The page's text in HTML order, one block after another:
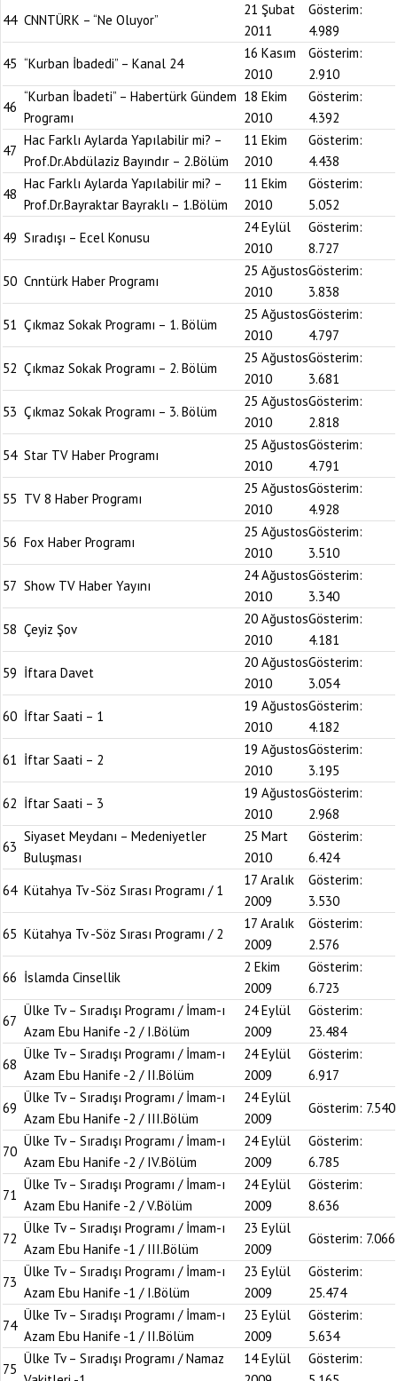
44 CNNTÜRK – “Ne Oluyor”
21 Şubat
2011
Gösterim:
4.989
45 “Kurban İbadedi” – Kanal 24
16 Kasım
2010
Gösterim:
2.910
46
“Kurban İbadeti” – Habertürk Gündem
Programı
18 Ekim
2010
Gösterim:
4.392
47
Hac Farklı Aylarda Yapılabilir mi? –
Prof.Dr.Abdülaziz Bayındır – 2.Bölüm
11 Ekim
2010
Gösterim:
4.438
48
Hac Farklı Aylarda Yapılabilir mi? –
Prof.Dr.Bayraktar Bayraklı – 1.Bölüm
11 Ekim
2010
Gösterim:
5.052
49 Sıradışı – Ecel Konusu
24 Eylül
2010
Gösterim:
8.727
50 Cnntürk Haber Programı
25 Ağustos
2010
Gösterim:
3.838
51 Çıkmaz Sokak Programı – 1. Bölüm
25 Ağustos
2010
Gösterim:
4.797
52 Çıkmaz Sokak Programı – 2. Bölüm
25 Ağustos
2010
Gösterim:
3.681
53 Çıkmaz Sokak Programı – 3. Bölüm
25 Ağustos
2010
Gösterim:
2.818
54 Star TV Haber Programı
25 Ağustos
2010
Gösterim:
4.791
55 TV 8 Haber Programı
25 Ağustos
2010
Gösterim:
4.928
56 Fox Haber Programı
25 Ağustos
2010
Gösterim:
3.510
57 Show TV Haber Yayını
24 Ağustos
2010
Gösterim:
3.340
58 Çeyiz Şov
20 Ağustos
2010
Gösterim:
4.181
59 İftara Davet
20 Ağustos
2010
Gösterim:
3.054
60 İftar Saati – 1
19 Ağustos
2010
Gösterim:
4.182
61 İftar Saati – 2
19 Ağustos
2010
Gösterim:
3.195
62 İftar Saati – 3
19 Ağustos
2010
Gösterim:
2.968
63
Siyaset Meydanı – Medeniyetler
Buluşması
25 Mart
2010
Gösterim:
6.424
64 Kütahya Tv -Söz Sırası Programı / 1
17 Aralık
2009
Gösterim:
3.530
65 Kütahya Tv -Söz Sırası Programı / 2
17 Aralık
2009
Gösterim:
2.576
66 İslamda Cinsellik
2 Ekim
2009
Gösterim:
6.723
67
Ülke Tv – Sıradışı Programı / İmam-ı
Azam Ebu Hanife -2 / I.Bölüm
24 Eylül
2009
Gösterim:
23.484
68
Ülke Tv – Sıradışı Programı / İmam-ı
Azam Ebu Hanife -2 / II.Bölüm
24 Eylül
2009
Gösterim:
6.917
69
Ülke Tv – Sıradışı Programı / İmam-ı
Azam Ebu Hanife -2 / III.Bölüm
24 Eylül
2009
Gösterim: 7.540
70
Ülke Tv – Sıradışı Programı / İmam-ı
Azam Ebu Hanife -2 / IV.Bölüm
24 Eylül
2009
Gösterim:
6.785
71
Ülke Tv – Sıradışı Programı / İmam-ı
Azam Ebu Hanife -2 / V.Bölüm
24 Eylül
2009
Gösterim:
8.636
72
Ülke Tv – Sıradışı Programı / İmam-ı
Azam Ebu Hanife -1 / III.Bölüm
23 Eylül
2009
Gösterim: 7.066
73
Ülke Tv – Sıradışı Programı / İmam-ı
Azam Ebu Hanife -1 / I.Bölüm
23 Eylül
2009
Gösterim:
25.474
74
Ülke Tv – Sıradışı Programı / İmam-ı
Azam Ebu Hanife -1 / II.Bölüm
23 Eylül
2009
Gösterim:
5.634
75
Ülke Tv – Sıradışı Programı / Namaz
14 Eylül
Gösterim: